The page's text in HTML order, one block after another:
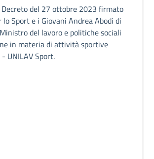
del 27 ottobre 2023 firmato
Sport e i Giovani Andrea Abodi di
del lavoro e politiche sociali
in materia di attività sportive
UNILAV Sport.